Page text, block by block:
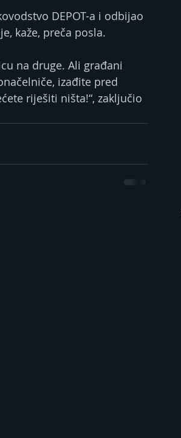
DЕPOT-a i odbijao
kaže, preča posla.
na druge. Ali građani
izađite pred
riješiti ništa!“, zaključio